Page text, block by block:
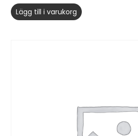
Lägg till i varukorg